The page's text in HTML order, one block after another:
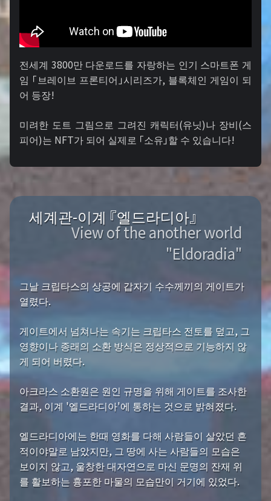
전세계 3800만 다운로드를 자랑하는 인기 스마트폰 게
임 「브레이브 프론티어」시리즈가, 블록체인 게임이 되
어 등장!
미려한 도트 그림으로 그려진 캐릭터(유닛)나 장비(스
피어)는 NFT가 되어 실제로 「소유」할 수 있습니다!
세계관-이계 『엘드라디아』
View of the another world
"Eldoradia"
그날 크립타스의 상공에 갑자기 수수께끼의 게이트가
열렸다.
게이트에서 넘쳐나는 속기는 크립타스 전토를 덮고, 그
영향이나 종래의 소환 방식은 정상적으로 기능하지 않
게 되어 버렸다.
아크라스 소환원은 원인 규명을 위해 게이트를 조사한
결과, 이계 '엘드라디아'에 통하는 것으로 밝혀졌다.
엘드라디아에는 한때 영화를 다해 사람들이 살았던 흔
적이야말로 남았지만, 그 땅에 사는 사람들의 모습은
보이지 않고, 울창한 대자연으로 마신 문명의 잔재 위
를 활보하는 흉포한 마물의 모습만이 거기에 있었다.